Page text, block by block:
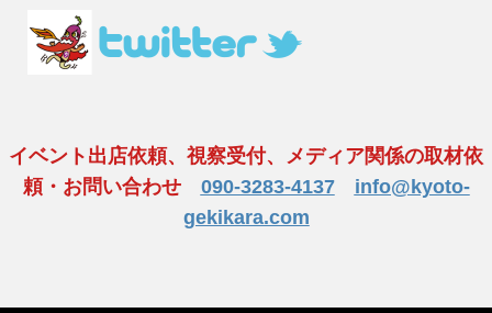
イベント出店依頼、視察受付、メディア関係の取材依
頼・お問い合わせ 090-3283-4137
info@kyoto-
gekikara.com